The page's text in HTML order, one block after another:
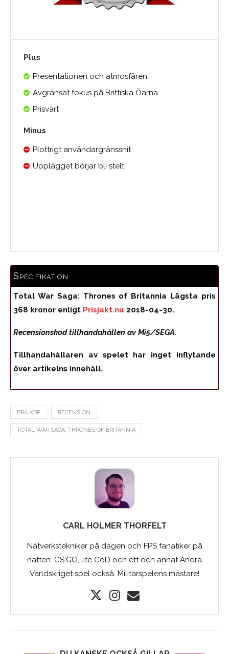
Plus
Presentationen och atmosfären
Avgränsat fokus på Brittiska Öarna
Prisvärt
Minus
Plottrigt användargränssnit
Upplägget börjar bli stelt
Specifikation
Total War Saga: Thrones of Britannia Lägsta pris
368 kronor enligt Prisjakt.nu 2018-04-30.
Recensionskod tillhandahållen av Mi5/SEGA.
Tillhandahållaren av spelet har inget inflytande
över artikelns innehåll.
BRA KÖP RECENSION
TOTAL WAR SAGA: THRONES OF BRITANNIA
CARL HOLMER THORFELT
Nätverkstekniker på dagen och FPS fanatiker på
natten. CS:GO, lite CoD och ett och annat Andra
Världskriget spel också. Militärspelens mästare!